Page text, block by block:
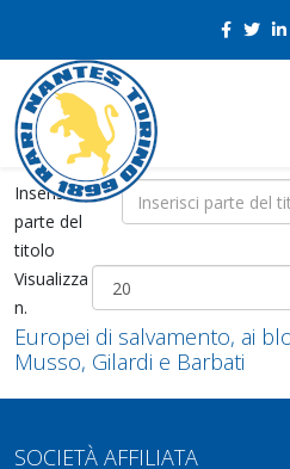
Inserisci
parte del
titolo
Visualizza
n.
Europei di salvamento, ai
Musso, Gilardi e Barbati
SOCIETÀ AFFILIATA